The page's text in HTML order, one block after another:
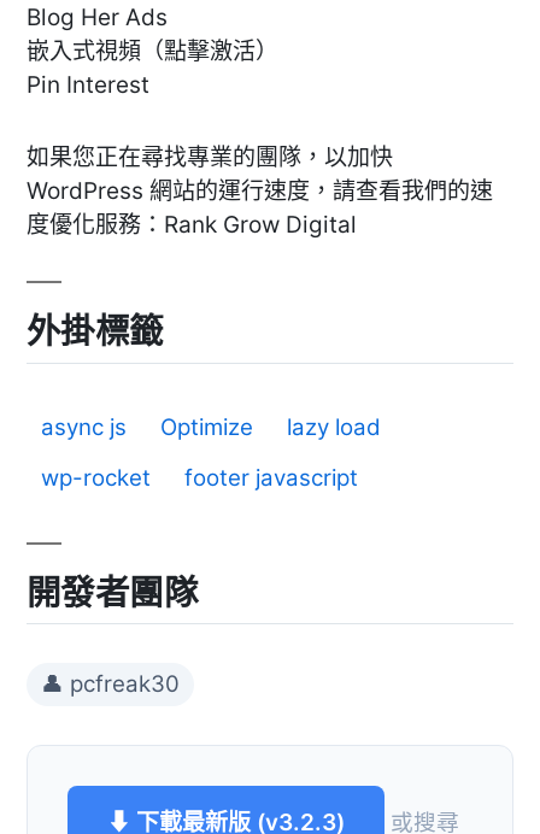
Blog Her Ads
嵌入式視頻（點擊激活）
Pin Interest
如果您正在尋找專業的團隊，以加快
WordPress 網站的運行速度，請查看我們的速
度優化服務：Rank Grow Digital
外掛標籤
async js Optimize
lazy load
wp-rocket
footer javascript
開發者團隊
👤 pcfreak30
⬇ 下載最新版 (v3.2.3)
或搜尋